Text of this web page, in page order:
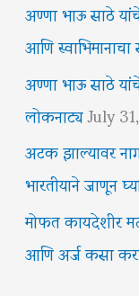
अण्णा भाऊ साठे
आणि
अण्णा भाऊ साठे
लोकनाट्यJuly
अटक झाल्यावर
भारतीयाने जाणून
मोफत कायदेशीर
आणि अर्ज कसा